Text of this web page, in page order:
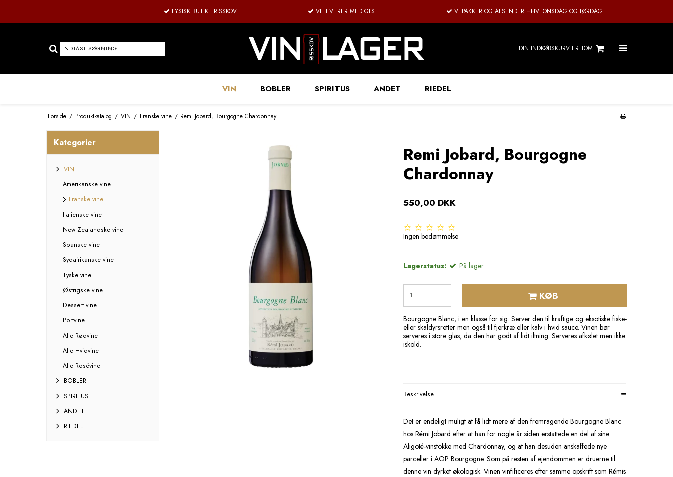
FYSISK BUTIK I RISSKOV VI LEVERER MED GLS VI PAKKER OG AFSENDER HHV. ONSDAG OG LØRDAG
DIN INDKØBSKURV ER TOM
VIN BOBLER SPIRITUS ANDET RIEDEL
Forside / Produktkatalog / VIN / Franske vine / Remi Jobard, Bourgogne Chardonnay
Kategorier
VIN
Amerikanske vine
Franske vine
Italienske vine
New Zealandske vine
Spanske vine
Sydafrikanske vine
Tyske vine
Østrigske vine
Dessert vine
Portvine
Alle Rødvine
Alle Hvidvine
Alle Rosévine
BOBLER
SPIRITUS
ANDET
RIEDEL
Remi Jobard, Bourgogne
Chardonnay
550,00 DKK
Ingen bedømmelse
Lagerstatus: På lager
KØB
Bourgogne Blanc, i en klasse for sig. Server den til kraftige og eksotiske fiske-
eller skaldyrsretter men også til fjerkræ eller kalv i hvid sauce. Vinen bør
serveres i store glas, da den har godt af lidt iltning. Serveres afkølet men ikke
iskold.
Beskrivelse
Det er endeligt muligt at få lidt mere af den fremragende Bourgogne Blanc
hos Rémi Jobard efter at han for nogle år siden erstattede en del af sine
Aligoté-vinstokke med Chardonnay, og at han desuden anskaffede nye
parceller i AOP Bourgogne. Som på resten af ejendommen er druerne til
denne vin dyrket økologisk. Vinen vinfificeres efter samme opskrift som Rémis